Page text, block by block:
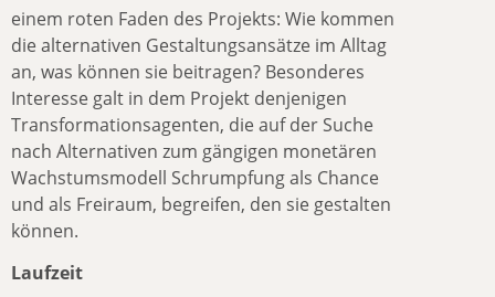
einem roten Faden des Projekts: Wie kommen
die alternativen Gestaltungsansätze im Alltag
an, was können sie beitragen? Besonderes
Interesse galt in dem Projekt denjenigen
Transformationsagenten, die auf der Suche
nach Alternativen zum gängigen monetären
Wachstumsmodell Schrumpfung als Chance
und als Freiraum, begreifen, den sie gestalten
können.
Laufzeit